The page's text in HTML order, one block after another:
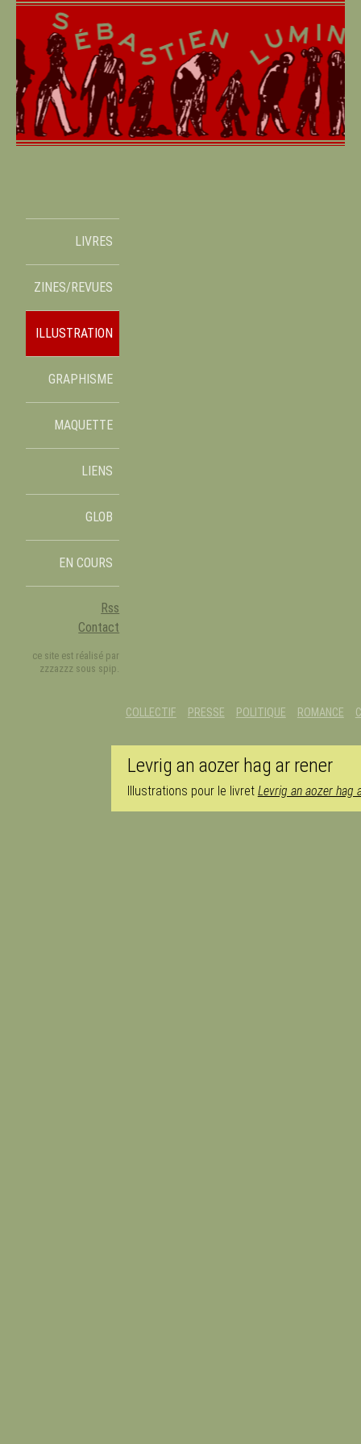
LIVRES
ZINES/REVUES
ILLUSTRATION
GRAPHISME
MAQUETTE
LIENS
GLOB
EN COURS
Rss
Contact
ce site est réalisé par
zzzazzz sous spip.
COLLECTIF PRESSE POLITIQUE ROMANCE
Levrig an aozer hag ar rener
Illustrations pour le livret Levrig an aozer hag